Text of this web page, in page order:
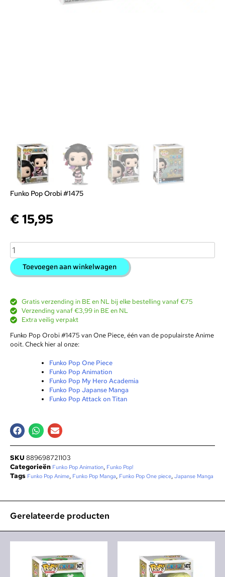
Funko Pop Orobi #1475
€15,95
Toevoegen aan winkelwagen
Gratis verzending in BE en NL bij elke bestelling vanaf €75
Verzending vanaf €3,99 in BE en NL
Extra veilig verpakt
Funko Pop Orobi #1475 van One Piece, één van de populairste Anime
ooit. Check hier al onze:
Funko Pop One Piece
Funko Pop Animation
Funko Pop My Hero Academia
Funko Pop Japanse Manga
Funko Pop Attack on Titan
SKU 889698721103
Categorieën Funko Pop Animation, Funko Pop!
Tags Funko Pop Anime, Funko Pop Manga, Funko Pop One piece, Japanse Manga
Gerelateerde producten